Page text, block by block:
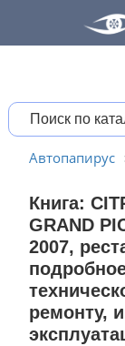
Автопапирус
Книга:
GRAND
2007,
ремонту,